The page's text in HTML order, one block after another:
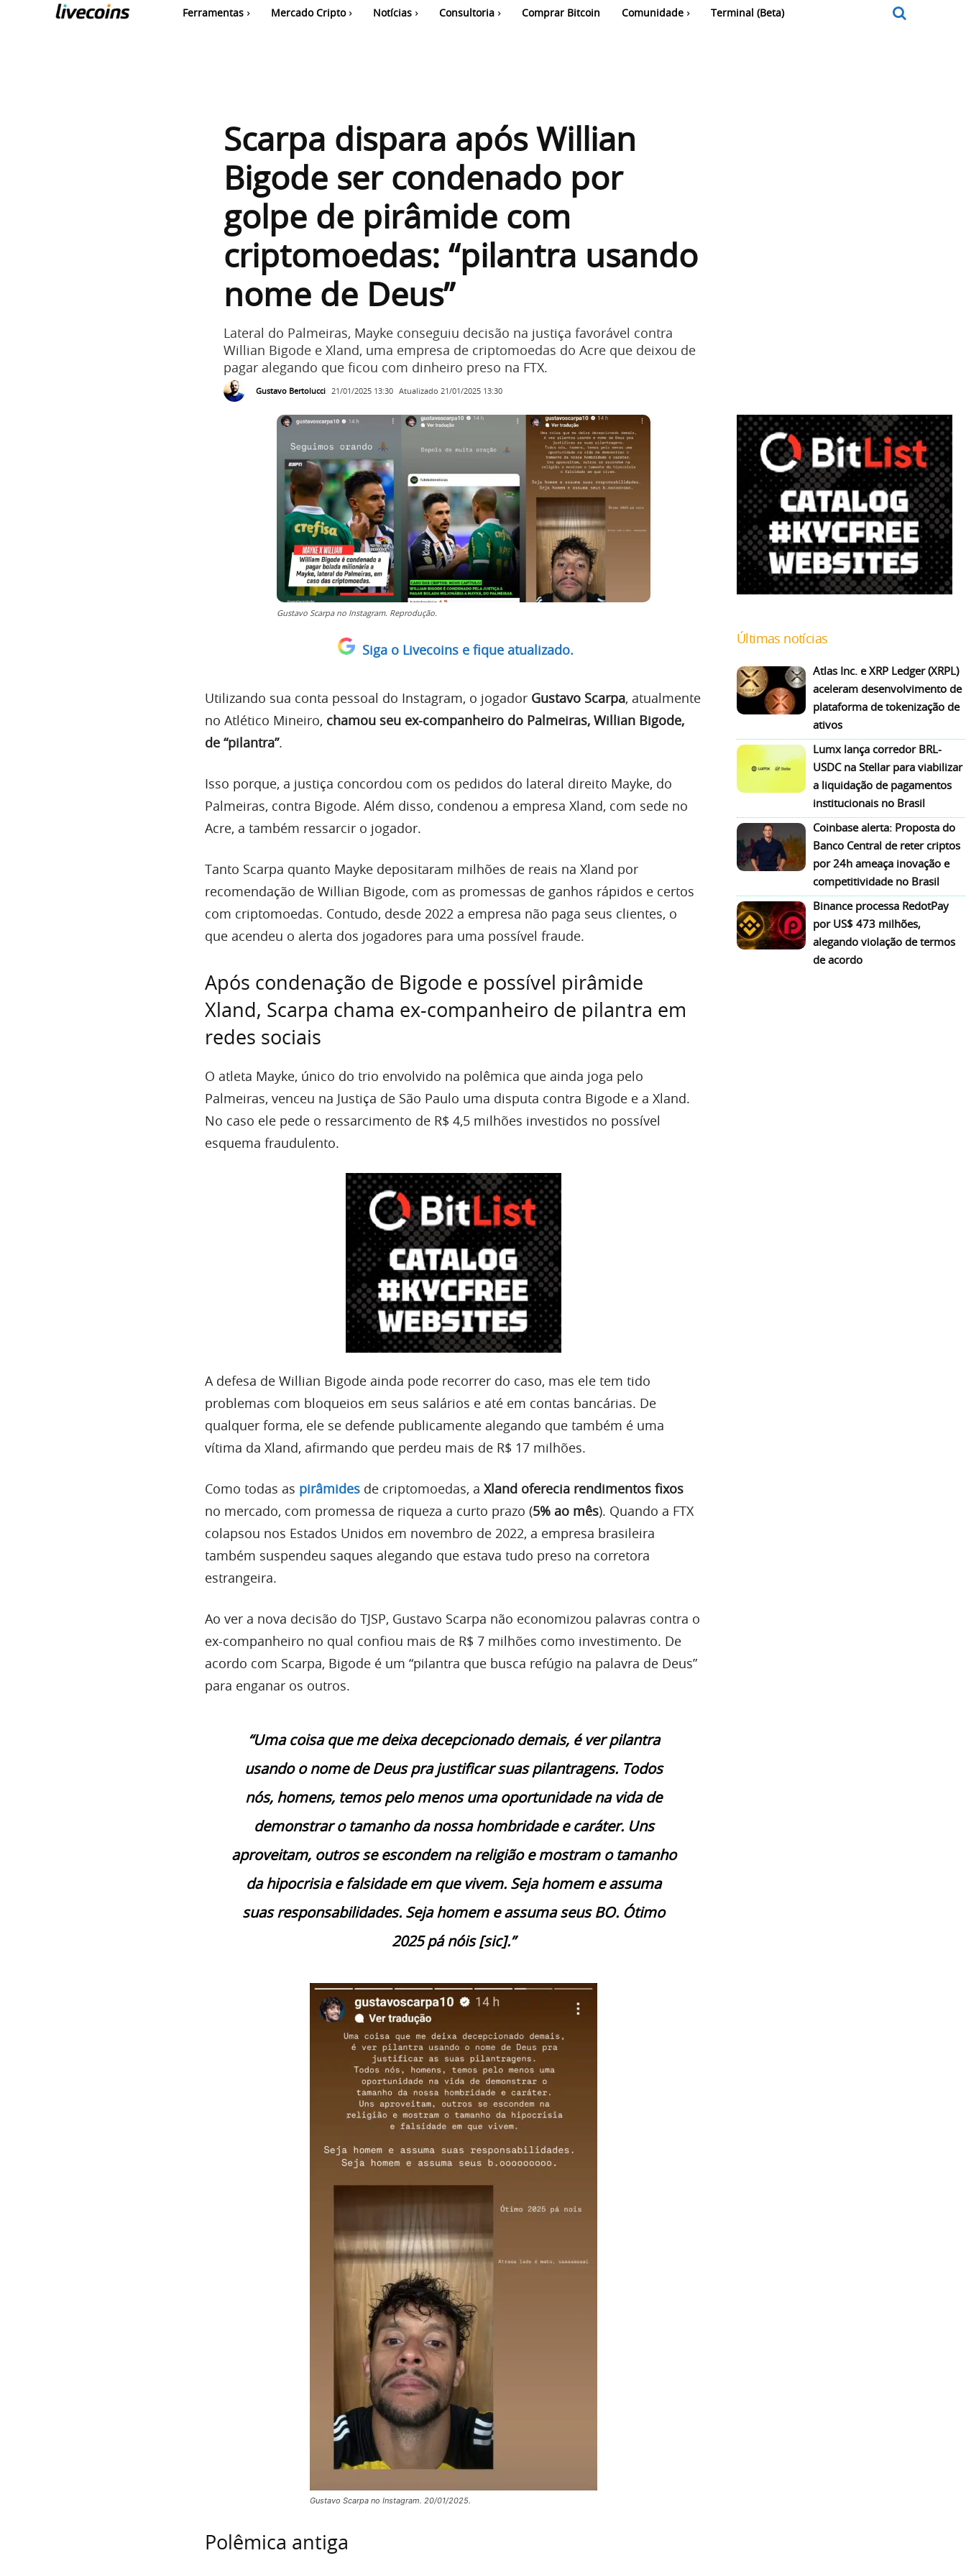
Ferramentas Mercado Cripto Notícias Consultoria Comprar Bitcoin Comunidade Terminal (Beta)
Scarpa dispara após Willian
Bigode ser condenado por
golpe de pirâmide com
criptomoedas: “pilantra usando
nome de Deus”
Lateral do Palmeiras, Mayke conseguiu decisão na justiça favorável contra
Willian Bigode e Xland, uma empresa de criptomoedas do Acre que deixou de
pagar alegando que ficou com dinheiro preso na FTX.
Gustavo Bertolucci 21/01/2025 13:30 Atualizado 21/01/2025 13:30
Gustavo Scarpa no Instagram. Reprodução.
Siga o Livecoins e fique atualizado.
Utilizando sua conta pessoal do Instagram, o jogador Gustavo Scarpa, atualmente
no Atlético Mineiro, chamou seu ex-companheiro do Palmeiras, Willian Bigode,
de “pilantra”.
Isso porque, a justiça concordou com os pedidos do lateral direito Mayke, do
Palmeiras, contra Bigode. Além disso, condenou a empresa Xland, com sede no
Acre, a também ressarcir o jogador.
Tanto Scarpa quanto Mayke depositaram milhões de reais na Xland por
recomendação de Willian Bigode, com as promessas de ganhos rápidos e certos
com criptomoedas. Contudo, desde 2022 a empresa não paga seus clientes, o
que acendeu o alerta dos jogadores para uma possível fraude.
Após condenação de Bigode e possível pirâmide
Xland, Scarpa chama ex-companheiro de pilantra em
redes sociais
O atleta Mayke, único do trio envolvido na polêmica que ainda joga pelo
Palmeiras, venceu na Justiça de São Paulo uma disputa contra Bigode e a Xland.
No caso ele pede o ressarcimento de R$ 4,5 milhões investidos no possível
esquema fraudulento.
A defesa de Willian Bigode ainda pode recorrer do caso, mas ele tem tido
problemas com bloqueios em seus salários e até em contas bancárias. De
qualquer forma, ele se defende publicamente alegando que também é uma
vítima da Xland, afirmando que perdeu mais de R$ 17 milhões.
Como todas as pirâmides de criptomoedas, a Xland oferecia rendimentos fixos
no mercado, com promessa de riqueza a curto prazo (5% ao mês). Quando a FTX
colapsou nos Estados Unidos em novembro de 2022, a empresa brasileira
também suspendeu saques alegando que estava tudo preso na corretora
estrangeira.
Ao ver a nova decisão do TJSP, Gustavo Scarpa não economizou palavras contra o
ex-companheiro no qual confiou mais de R$ 7 milhões como investimento. De
acordo com Scarpa, Bigode é um “pilantra que busca refúgio na palavra de Deus”
para enganar os outros.
“Uma coisa que me deixa decepcionado demais, é ver pilantra
usando o nome de Deus pra justificar suas pilantragens. Todos
nós, homens, temos pelo menos uma oportunidade na vida de
demonstrar o tamanho da nossa hombridade e caráter. Uns
aproveitam, outros se escondem na religião e mostram o tamanho
da hipocrisia e falsidade em que vivem. Seja homem e assuma
suas responsabilidades. Seja homem e assuma seus BO. Ótimo
2025 pá nóis [sic].”
Gustavo Scarpa no Instagram. 20/01/2025.
Polêmica antiga
Últimas notícias
Atlas Inc. e XRP Ledger (XRPL)
aceleram desenvolvimento de
plataforma de tokenização de
ativos
Lumx lança corredor BRL-
USDC na Stellar para viabilizar
a liquidação de pagamentos
institucionais no Brasil
Coinbase alerta: Proposta do
Banco Central de reter criptos
por 24h ameaça inovação e
competitividade no Brasil
Binance processa RedotPay
por US$ 473 milhões,
alegando violação de termos
de acordo